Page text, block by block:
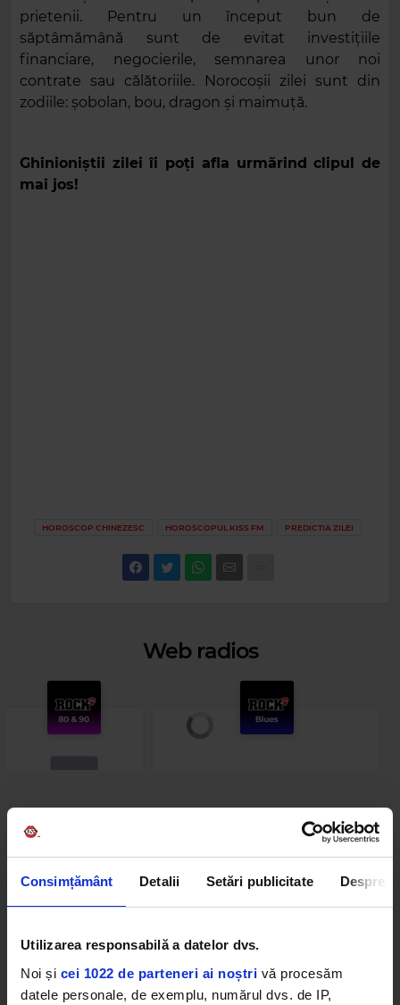
Consimțământ Detalii Setări publicitate Despre
Utilizarea responsabilă a datelor dvs.
Noi și cei 1022 de parteneri ai noștri vă procesăm
datele personale, de exemplu, numărul dvs. de IP,
prietenii. Pentru un început bun de
săptâmămână sunt de evitat investițiile
financiare, negocierile, semnarea unor noi
contrate sau călătoriile. Norocoșii zilei sunt din
zodiile: șobolan, bou, dragon și maimuță.
Ghinioniștii zilei îi poți afla urmărind clipul de
mai jos!
HOROSCOP CHINEZESC HOROSCOPUL KISS FM PREDICTIA ZILEI
Web radios
Rock 80s & 90s
ALBERT COLLINS COLD, COLD FEELING
Cele mai ascultate playlist-uri
PANANARAMA Radio
ROCK THAT BODY
REMA–BABY (IS IT A CRIME)